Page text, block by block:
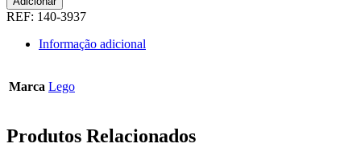
de
QUERIDOS
DA
UNIKITTY
REF: 140-3937
Informação adicional
Marca Lego
Produtos Relacionados